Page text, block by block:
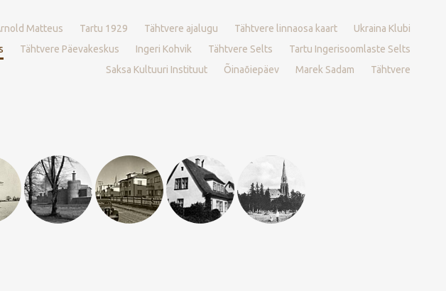
Matteus Tartu 1929 Tähtvere ajalugu Tähtvere linnaosa kaart
Ukraina Klubi
Tähtvere Päevakeskus Ingeri Kohvik Tähtvere Selts
Tartu Ingerisoomlaste Selts
Saksa Kultuuri Instituut
Õinaõiepäev Marek Sadam Tähtvere